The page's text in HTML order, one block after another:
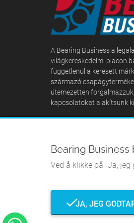
A Bearing Business a
világkereskedelmi piacon
függetlenül a keresett
származó
ütemezetten
kapcsolatokat alakítsunk ki
Bearing Business
Ved å klikke på "Ja,
JA, JEG